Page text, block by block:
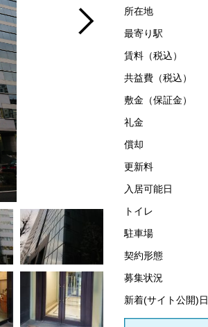
所在地
最寄り駅
賃料（税込）
共益費（税込）
敷金（保証金）
礼金
償却
更新料
入居可能日
トイレ
駐車場
契約形態
募集状況
新着(サイト公開)日